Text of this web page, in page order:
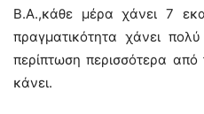
Β.Α.,κάθε μέρα χάνει 7
πραγματικότητα χάνει
περίπτωση περισσότερα από
κάνει.